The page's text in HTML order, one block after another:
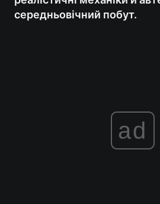
середньовічний побут.
ad